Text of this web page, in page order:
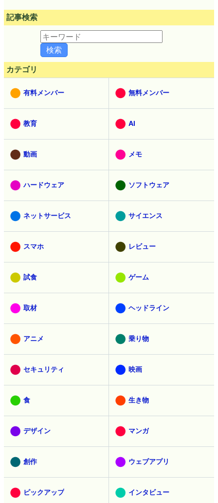
記事検索
カテゴリ
有料メンバー 無料メンバー
教育 AI
動画 メモ
ハードウェア ソフトウェア
ネットサービス サイエンス
スマホ レビュー
試食 ゲーム
取材 ヘッドライン
アニメ 乗り物
セキュリティ 映画
食 生き物
デザイン マンガ
創作 ウェブアプリ
ピックアップ インタビュー